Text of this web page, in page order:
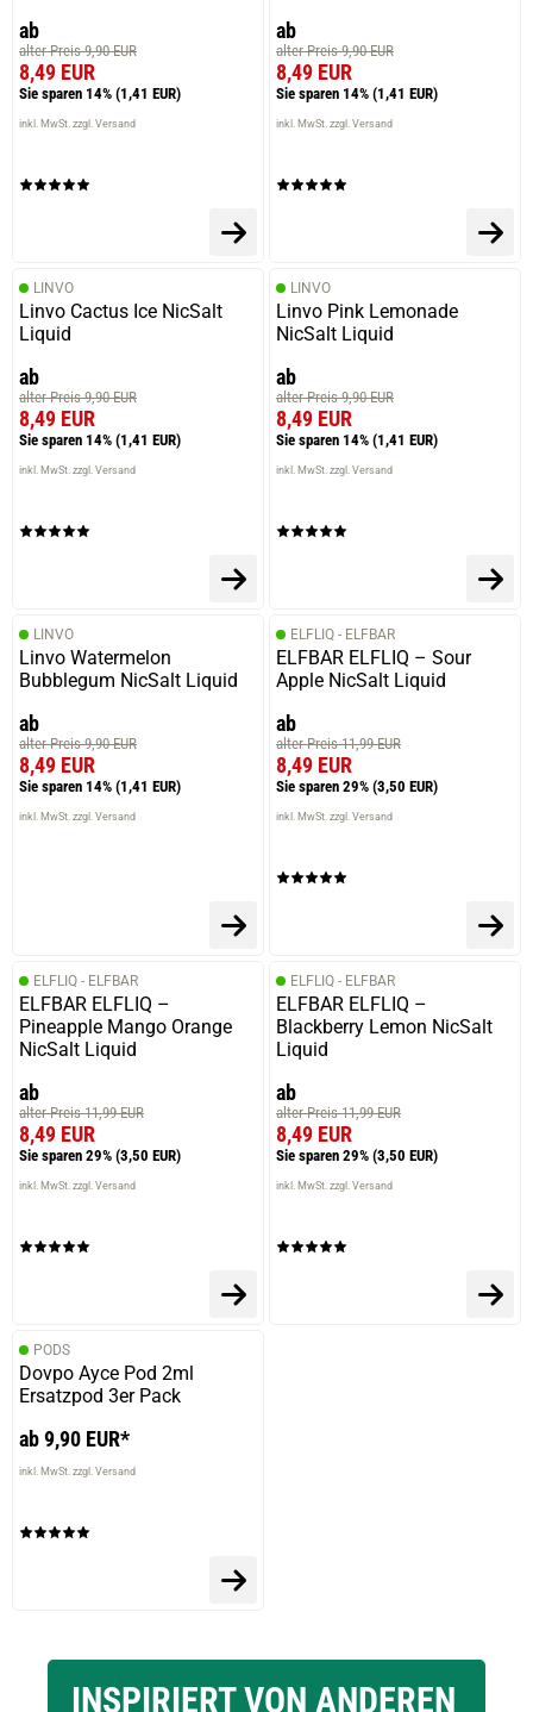
ab
alter Preis 9,90 EUR
8,49 EUR
Sie sparen 14% (1,41 EUR)
inkl. MwSt. zzgl. Versand
ab
alter Preis 9,90 EUR
8,49 EUR
Sie sparen 14% (1,41 EUR)
inkl. MwSt. zzgl. Versand
LINVO
Linvo Cactus Ice NicSalt
Liquid
ab
alter Preis 9,90 EUR
8,49 EUR
Sie sparen 14% (1,41 EUR)
inkl. MwSt. zzgl. Versand
LINVO
Linvo Pink Lemonade
NicSalt Liquid
ab
alter Preis 9,90 EUR
8,49 EUR
Sie sparen 14% (1,41 EUR)
inkl. MwSt. zzgl. Versand
LINVO
Linvo Watermelon
Bubblegum NicSalt Liquid
ab
alter Preis 9,90 EUR
8,49 EUR
Sie sparen 14% (1,41 EUR)
inkl. MwSt. zzgl. Versand
ELFLIQ - ELFBAR
ELFBAR ELFLIQ – Sour
Apple NicSalt Liquid
ab
alter Preis 11,99 EUR
8,49 EUR
Sie sparen 29% (3,50 EUR)
inkl. MwSt. zzgl. Versand
ELFLIQ - ELFBAR
ELFBAR ELFLIQ –
Pineapple Mango Orange
NicSalt Liquid
ab
alter Preis 11,99 EUR
8,49 EUR
Sie sparen 29% (3,50 EUR)
inkl. MwSt. zzgl. Versand
ELFLIQ - ELFBAR
ELFBAR ELFLIQ –
Blackberry Lemon NicSalt
Liquid
ab
alter Preis 11,99 EUR
8,49 EUR
Sie sparen 29% (3,50 EUR)
inkl. MwSt. zzgl. Versand
PODS
Dovpo Ayce Pod 2ml
Ersatzpod 3er Pack
ab 9,90 EUR*
inkl. MwSt. zzgl. Versand
INSPIRIERT VON ANDEREN